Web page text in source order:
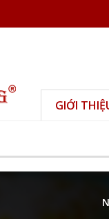
GIỚI